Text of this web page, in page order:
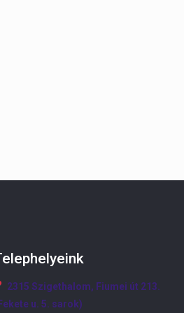
2315 Szigethalom, Fiumei út 213.
u. 5. sarok)